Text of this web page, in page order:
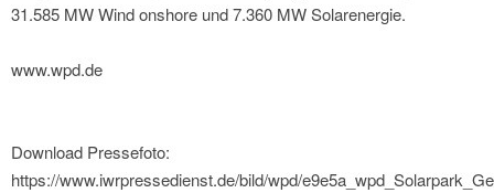
31.585 MW Wind onshore und 7.360 MW Solarenergie.
www.wpd.de
Download Pressefoto:
https://www.iwrpressedienst.de/bild/wpd/